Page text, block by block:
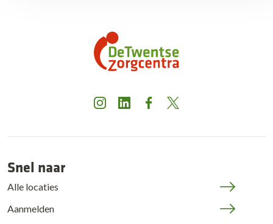
InstagramLinkedInFacebook
X
Snel naar
Alle locaties
Aanmelden